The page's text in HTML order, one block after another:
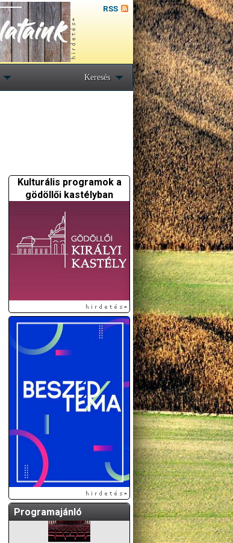
RSS
Keresés
Kulturális programok a
gödöllői kastélyban
Programajánló
A GÖDÖLLŐI ÉS
KULTURÁLIS- ÉS
SPORTPROGRAMOKAT
KÖZÖSSÉGI
OLDALUNKON TESSZÜK
KÖZZÉ!